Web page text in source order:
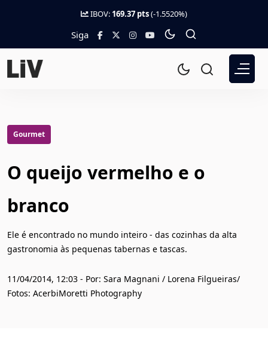
IBOV: 169.37 pts(-1.5520%)
Siga
Gourmet
O queijo vermelho e o
branco
Ele é encontrado no mundo inteiro - das cozinhas da alta
gastronomia às pequenas tabernas e tascas.
11/04/2014, 12:03 - Por: Sara Magnani / Lorena Filgueiras/
Fotos: AcerbiMoretti Photography